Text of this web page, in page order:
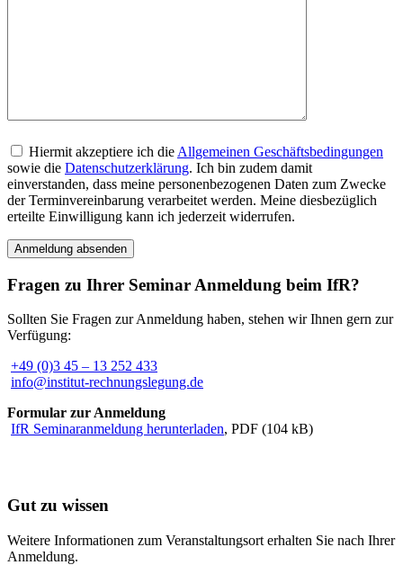
Hiermit akzeptiere ich die Allgemeinen Geschäftsbedingungen
sowie die Datenschutzerklärung. Ich bin zudem damit
einverstanden, dass meine personenbezogenen Daten zum Zwecke
der Terminvereinbarung verarbeitet werden. Meine diesbezüglich
erteilte Einwilligung kann ich jederzeit widerrufen.
Fragen zu Ihrer Seminar Anmeldung beim IfR?
Sollten Sie Fragen zur Anmeldung haben, stehen wir Ihnen gern zur
Verfügung:
+49 (0)3 45 – 13 252 433
info@institut-rechnungslegung.de
Formular zur Anmeldung
IfR Seminaranmeldung herunterladen, PDF (104 kB)
Gut zu wissen
Weitere Informationen zum Veranstaltungsort erhalten Sie nach Ihrer
Anmeldung.